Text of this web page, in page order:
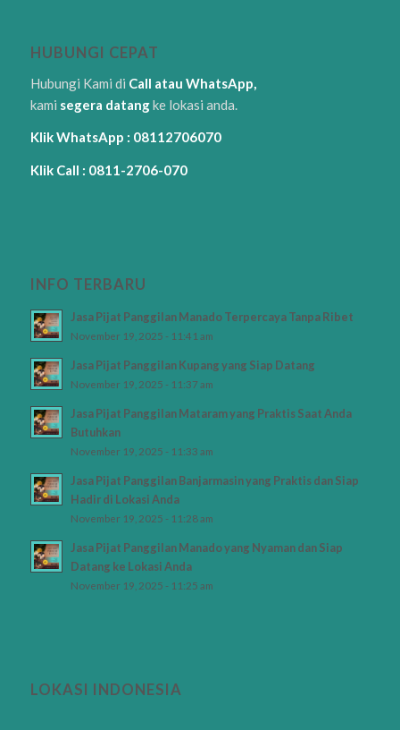
HUBUNGI CEPAT
Hubungi Kami di Call atau WhatsApp,
kami segera datangke lokasi anda.
Klik WhatsApp : 08112706070
Klik Call : 0811-2706-070
INFO TERBARU
Jasa Pijat Panggilan Manado Terpercaya Tanpa Ribet
November 19, 2025 - 11:41 am
Jasa Pijat Panggilan Kupang yang Siap Datang
November 19, 2025 - 11:37 am
Jasa Pijat Panggilan Mataram yang Praktis Saat Anda
Butuhkan
November 19, 2025 - 11:33 am
Jasa Pijat Panggilan Banjarmasin yang Praktis dan Siap
Hadir di Lokasi Anda
November 19, 2025 - 11:28 am
Jasa Pijat Panggilan Manado yang Nyaman dan Siap
Datang ke Lokasi Anda
November 19, 2025 - 11:25 am
LOKASI INDONESIA